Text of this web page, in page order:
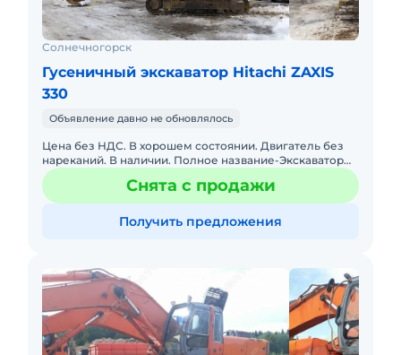
Солнечногорск
Гусеничный экскаватор Hitachi ZAXIS
330
Объявление давно не обновлялось
Цена без НДС. В хорошем состоянии. Двигатель без
нареканий. В наличии. Полное название-Экскаватор
Hitachi ZX330LC-3 Общий вес, кг-32200-33100
Двигатель Тип двигСнята с продажи
Получить предложения